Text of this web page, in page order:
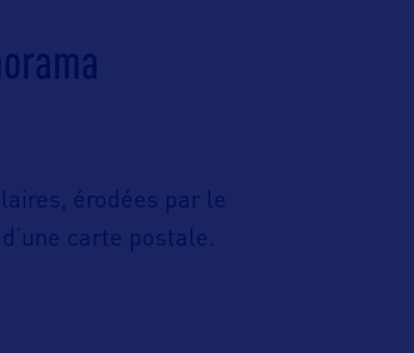
érodées par le
carte postale.